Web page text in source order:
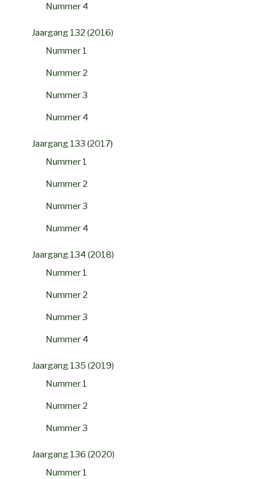
Nummer 4
Jaargang 132 (2016)
Nummer 1
Nummer 2
Nummer 3
Nummer 4
Jaargang 133 (2017)
Nummer 1
Nummer 2
Nummer 3
Nummer 4
Jaargang 134 (2018)
Nummer 1
Nummer 2
Nummer 3
Nummer 4
Jaargang 135 (2019)
Nummer 1
Nummer 2
Nummer 3
Jaargang 136 (2020)
Nummer 1